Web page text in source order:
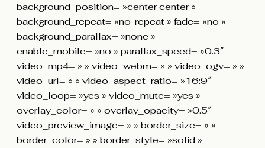
background_position= »center center »
background_repeat= »no-repeat » fade= »no »
background_parallax= »none »
enable_mobile= »no » parallax_speed= »0.3″
video_mp4= » » video_webm= » » video_ogv= » »
video_url= » » video_aspect_ratio= »16:9″
video_loop= »yes » video_mute= »yes »
overlay_color= » » overlay_opacity= »0.5″
video_preview_image= » » border_size= » »
border_color= » » border_style= »solid »